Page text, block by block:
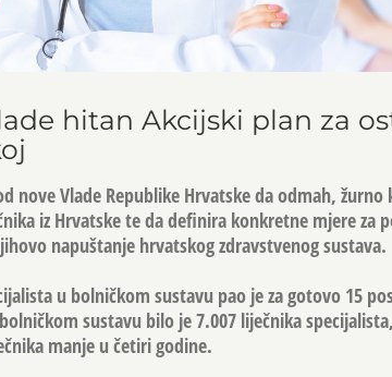
hitan Akcijski plan za
nove Vlade Republike Hrvatske da odmah, žurno
iz Hrvatske te da definira konkretne mjere za
napuštanje hrvatskog zdravstvenog sustava.
u bolničkom sustavu pao je za gotovo 15
sustavu bilo je 7.007 liječnika
manje u četiri godine.